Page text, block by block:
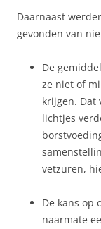
Daarnaast
gevonden van
De
ze niet of
krijgen.
lichtjes
vetzuren,
De kans op
naarmate